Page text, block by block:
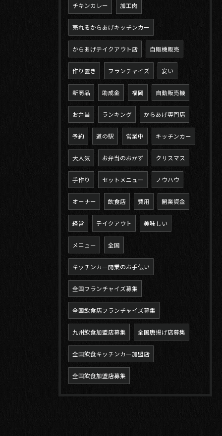
チキンカレー 加工肉
売れるからあげキッチンカー
からあげテイクアウト店 自販機販売
作り置き フランチャイズ 安い
新商品 助成金 福岡 自動販売機
お弁当 ランキング からあげ専門店
予約 道の駅 営業中 キッチンカー
大人気 お弁当のおかず クリスマス
手作り セットメニュー ノウハウ
オーナー 飲食店 費用 開業資金
経営 テイクアウト 美味しい
メニュー 全国
キッチンカー開業のお手伝い
全国フランチャイズ募集
全国飲食店フランチャイズ募集
九州飲食加盟店募集 全国唐揚げ店募集
全国飲食キッチンカー加盟店
全国飲食加盟店募集